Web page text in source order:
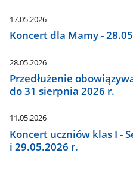
17.05.2026
Koncert dla Mamy -
28.05.2026
Przedłużenie
do 31 sierpnia 2026 r.
11.05.2026
Koncert uczniów klas I -
i 29.05.2026 r.